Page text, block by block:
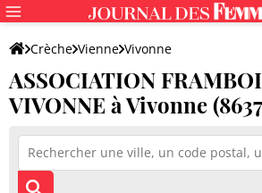
Crèche Vienne Vivonne
ASSOCIATION FRAMBOISINE - VIVONNE
ASSOCIATION
VIVONNE à Vivonne